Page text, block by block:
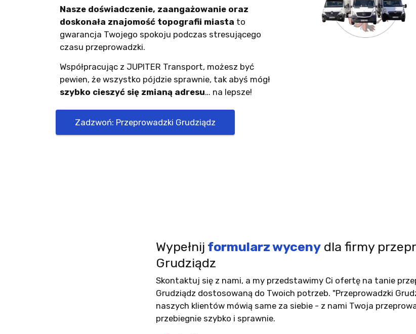
Nasze doświadczenie, zaangażowanie oraz
doskonała znajomość topografii miasta to
gwarancja Twojego spokoju podczas stresującego
czasu przeprowadzki.
Współpracując z JUPITER Transport, możesz być
pewien, że wszystko pójdzie sprawnie, tak abyś mógł
szybko cieszyć się zmianą adresu… na lepsze!
Zadzwoń: Przeprowadzki Grudziądz
Wypełnij formularz wyceny dla firmy
Grudziądz
Skontaktuj się z nami, a my przedstawimy Ci ofertę na tanie
Grudziądz dostosowaną do Twoich potrzeb. "Przeprowadzki
naszych klientów mówią same za siebie - z nami Twoja
przebiegnie szybko i sprawnie.